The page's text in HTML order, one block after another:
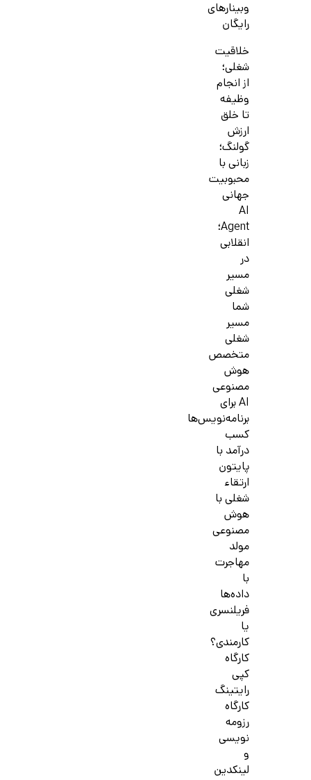
وبینارهای
رایگان
خلاقیت
شغلی؛
از انجام
وظیفه
تا خلق
ارزش
گولنگ؛
زبانی با
محبوبیت
جهانی
AI
Agent؛
انقلابی
در
مسیر
شغلی
شما
مسیر
شغلی
متخصص
هوش
مصنوعی
AI برای
برنامه‌نویس‌ها
کسب
درآمد با
پایتون
ارتقاء
شغلی با
هوش
مصنوعی
مولد
مهاجرت
با
داده‌ها
فریلنسری
یا
کارمندی؟
کارگاه
کپی
رایتینگ
کارگاه
رزومه
نویسی
و
لینکدین